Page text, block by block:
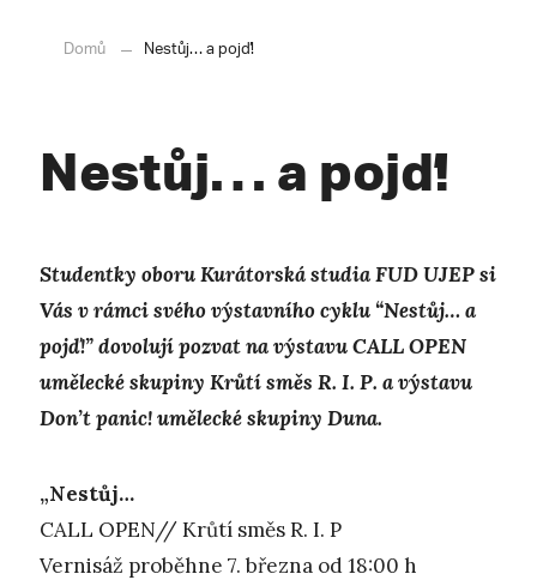
Domů Nestůj… a pojď!
Nestůj… a pojď!
Studentky oboru Kurátorská studia FUD UJEP si
Vás v rámci svého výstavního cyklu “Nestůj… a
pojď!” dovolují pozvat na výstavu CALL OPEN
umělecké skupiny Krůtí směs R. I. P. a výstavu
Don’t panic! umělecké skupiny Duna.
„Nestůj…
CALL OPEN// Krůtí směs R. I. P
Vernisáž proběhne 7. března od 18:00 h